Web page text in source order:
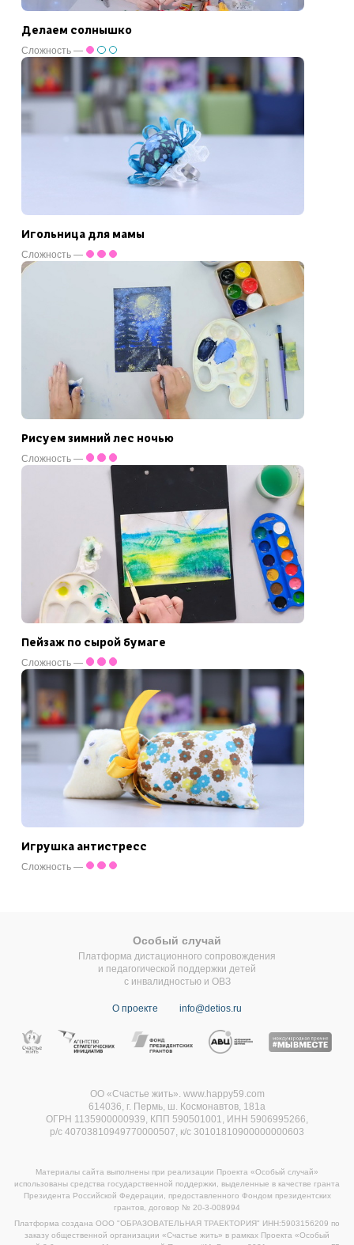
Делаем солнышко
Сложность —
Игольница для мамы
Сложность —
Рисуем зимний лес ночью
Сложность —
Пейзаж по сырой бумаге
Сложность —
Игрушка антистресс
Сложность —
Особый случай
Платформа дистационного сопровождения
и педагогической поддержки детей
с инвалидностью и ОВЗ
О проекте info@detios.ru
ОО «Счастье жить». www.happy59.com
614036, г. Пермь, ш. Космонавтов, 181а
ОГРН 1135900000939, КПП 590501001, ИНН 5906995266,
р/с 40703810949770000507, к/с 30101810900000000603
Материалы сайта выполнены при реализации Проекта «Особый случай»
использованы средства государственной поддержки, выделенные в качестве гранта
Президента Российской Федерации, предоставленного Фондом президентских
грантов, договор № 20-3-008994
Платформа создана ООО "ОБРАЗОВАТЕЛЬНАЯ ТРАЕКТОРИЯ" ИНН:5903156209 по
заказу общественной организации «Счастье жить» в рамках Проекта «Особый